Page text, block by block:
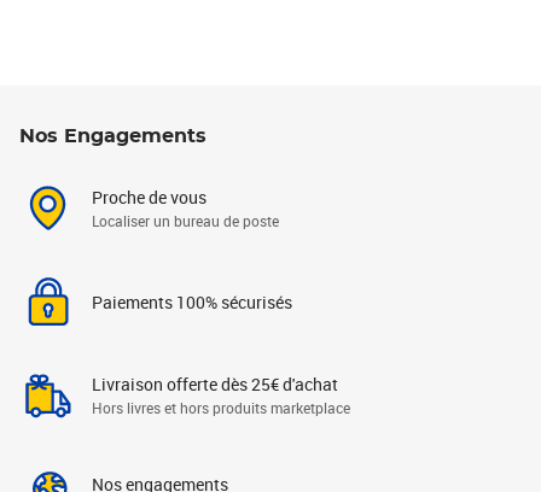
Nos Engagements
Proche de vous
Localiser un bureau de poste
Paiements 100% sécurisés
Livraison offerte dès 25€ d'achat
Hors livres et hors produits marketplace
Nos engagements